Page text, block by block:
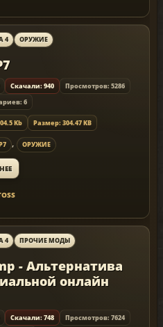
4 ОРУЖИЕ
Скачали: 940
Просмотров: 5286
6
Kb Размер: 304.47 KB
, ОРУЖИЕ
4 ПРОЧИЕ МОДЫ
- Альтернатива
онлайн
Скачали: 748
Просмотров: 7624